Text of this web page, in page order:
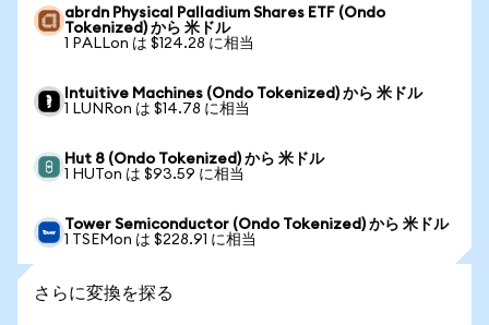
abrdn Physical Palladium Shares ETF (Ondo
Tokenized) から 米ドル
1 PALLon は $124.28 に相当
Intuitive Machines (Ondo Tokenized) から 米ドル
1 LUNRon は $14.78 に相当
Hut 8 (Ondo Tokenized) から 米ドル
1 HUTon は $93.59 に相当
Tower Semiconductor (Ondo Tokenized) から 米ドル
1 TSEMon は $228.91 に相当
さらに変換を探る